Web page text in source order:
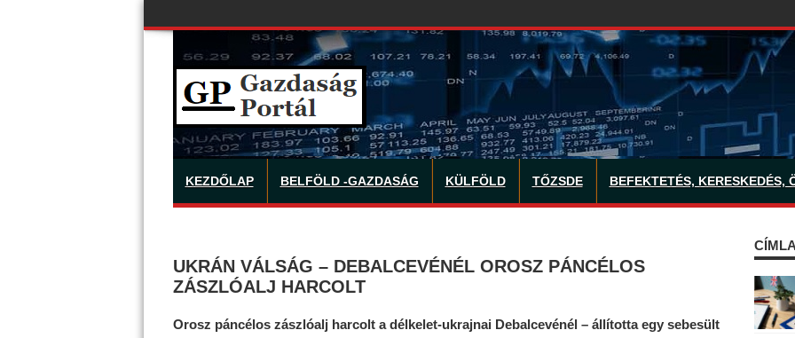
KEZDŐLAP BELFÖLD -GAZDASÁG KÜLFÖLD TŐZSDE BEFEKTETÉS, KERESKEDÉS,
UKRÁN VÁLSÁG – DEBALCEVÉNÉL OROSZ PÁNCÉLOS
ZÁSZLÓALJ HARCOLT
Orosz páncélos zászlóalj harcolt a délkelet-ukrajnai Debalcevénél – állította egy sebesült